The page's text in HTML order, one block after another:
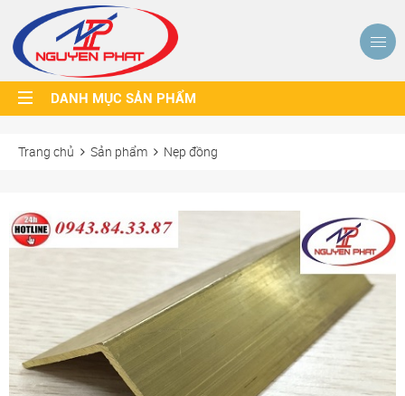
DANH MỤC SẢN PHẨM
Trang chủ Sản phẩm Nẹp đồng